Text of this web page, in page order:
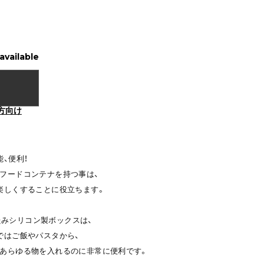
向け
便利！
ードコンテナを持つ事は、
しくすることに役立ちます。
シリコン製ボックスは、
ご飯やパスタから、
らゆる物を入れるのに非常に便利です。